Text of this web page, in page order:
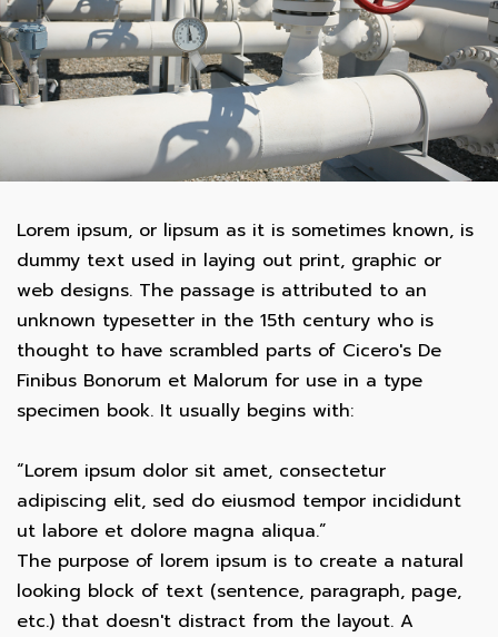
Lorem ipsum, or lipsum as it is sometimes known, is
dummy text used in laying out print, graphic or
web designs. The passage is attributed to an
unknown typesetter in the 15th century who is
thought to have scrambled parts of Cicero's De
Finibus Bonorum et Malorum for use in a type
specimen book. It usually begins with:
“Lorem ipsum dolor sit amet, consectetur
adipiscing elit, sed do eiusmod tempor incididunt
ut labore et dolore magna aliqua.”
The purpose of lorem ipsum is to create a natural
looking block of text (sentence, paragraph, page,
etc.) that doesn't distract from the layout. A